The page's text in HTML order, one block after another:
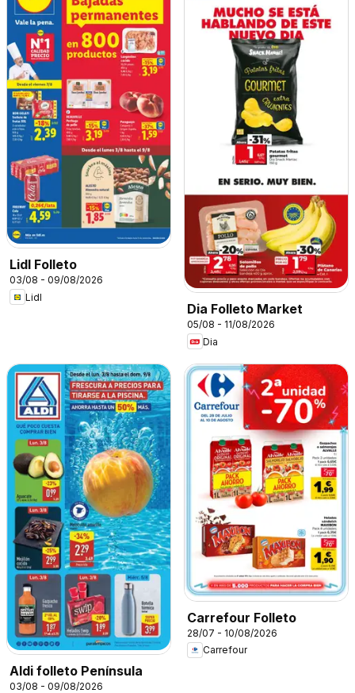
Lidl Folleto
03/08 - 09/08/2026
Lidl
Dia Folleto Market
05/08 - 11/08/2026
Dia
Aldi folleto Península
03/08 - 09/08/2026
Carrefour Folleto
28/07 - 10/08/2026
Carrefour